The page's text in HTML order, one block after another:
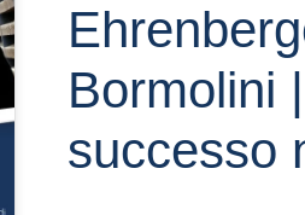
Bormolini
successo